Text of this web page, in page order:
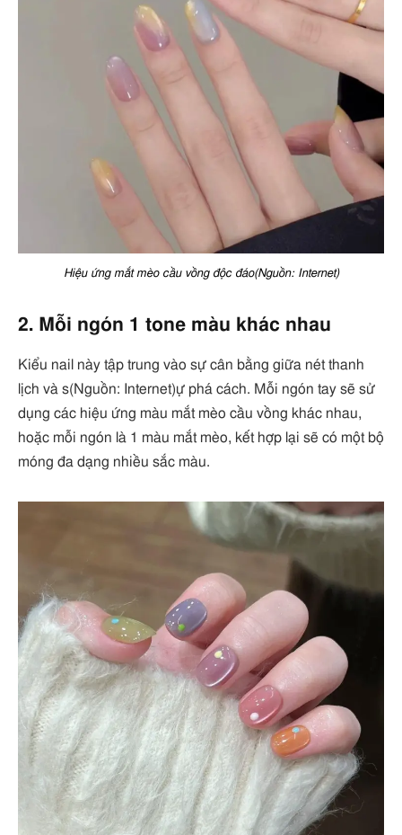
Hiệu ứng mắt mèo cầu vồng độc đáo(Nguồn: Internet)
2. Mỗi ngón 1 tone màu khác nhau
Kiểu nail này tập trung vào sự cân bằng giữa nét thanh
lịch và s(Nguồn: Internet)ự phá cách. Mỗi ngón tay sẽ sử
dụng các hiệu ứng màu mắt mèo cầu vồng khác nhau,
hoặc mỗi ngón là 1 màu mắt mèo, kết hợp lại sẽ có một bộ
móng đa dạng nhiều sắc màu.